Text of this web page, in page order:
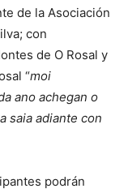
de la Asociación
con
de O Rosal y
“moi
ano achegan o
saia adiante con
podrán